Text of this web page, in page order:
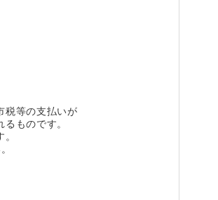
税等の支払いが
ものです。